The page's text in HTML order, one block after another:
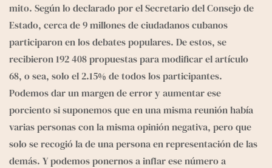
mito. Según lo declarado por el Secretario del Consejo de
Estado, cerca de 9 millones de ciudadanos cubanos
participaron en los debates populares. De estos, se
recibieron 192 408 propuestas para modificar el artículo
68, o sea, solo el 2.15% de todos los participantes.
Podemos dar un margen de error y aumentar ese
porciento si suponemos que en una misma reunión había
varias personas con la misma opinión negativa, pero que
solo se recogió la de una persona en representación de las
demás. Y podemos ponernos a inflar ese número a